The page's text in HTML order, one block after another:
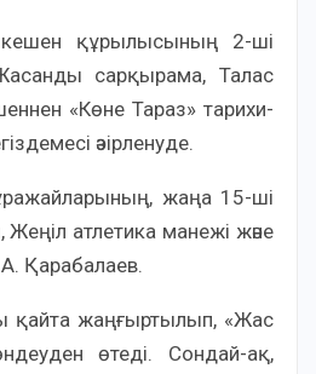
кешен құрылысының 2-ші
сарқырама, Талас
«Көне Тараз» тарихи-
әзірленуде.
жаңа 15-ші
атлетика манежі және
Қарабалаев.
қайта жаңғыртылып, «Жас
өтеді. Сондай-ақ,